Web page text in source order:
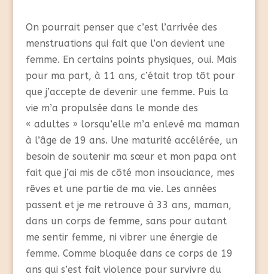
On pourrait penser que c’est l’arrivée des
menstruations qui fait que l’on devient une
femme. En certains points physiques, oui. Mais
pour ma part, à 11 ans, c’était trop tôt pour
que j’accepte de devenir une femme. Puis la
vie m’a propulsée dans le monde des
« adultes » lorsqu’elle m’a enlevé ma maman
à l’âge de 19 ans. Une maturité accélérée, un
besoin de soutenir ma sœur et mon papa ont
fait que j’ai mis de côté mon insouciance, mes
rêves et une partie de ma vie. Les années
passent et je me retrouve à 33 ans, maman,
dans un corps de femme, sans pour autant
me sentir femme, ni vibrer une énergie de
femme. Comme bloquée dans ce corps de 19
ans qui s’est fait violence pour survivre du